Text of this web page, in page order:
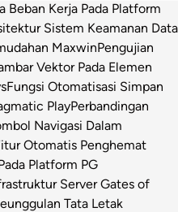
Kerja Pada Platform
Sistem Keamanan Data
MaxwinPengujian
Vektor Pada Elemen
Fungsi Otomatisasi Simpan
PlayPerbandingan
Navigasi Dalam
Otomatis Penghemat
Platform PG
Server Gates of
Tata Letak